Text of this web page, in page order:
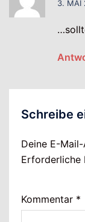
3. MAI
Schreibe
Deine E-
Erforderliche
Kommentar *